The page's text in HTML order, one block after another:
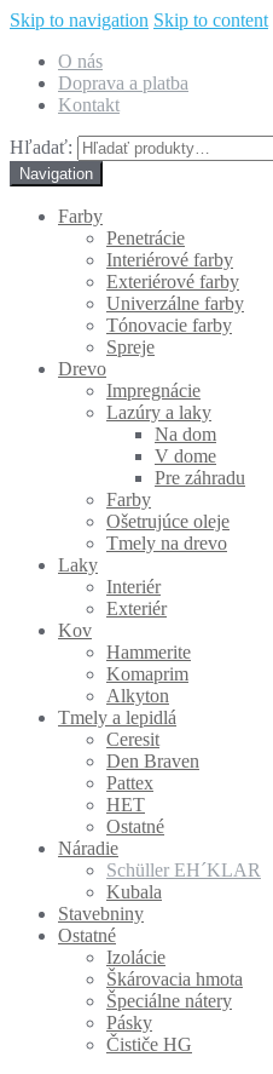
Skip to navigation Skip to content
O nás
Doprava a platba
Kontakt
Hľadať:
Navigation
Farby
Penetrácie
Interiérové farby
Exteriérové farby
Univerzálne farby
Tónovacie farby
Spreje
Drevo
Impregnácie
Lazúry a laky
Na dom
V dome
Pre záhradu
Farby
Ošetrujúce oleje
Tmely na drevo
Laky
Interiér
Exteriér
Kov
Hammerite
Komaprim
Alkyton
Tmely a lepidlá
Ceresit
Den Braven
Pattex
HET
Ostatné
Náradie
Schüller EH´KLAR
Kubala
Stavebniny
Ostatné
Izolácie
Škárovacia hmota
Špeciálne nátery
Pásky
Čističe HG